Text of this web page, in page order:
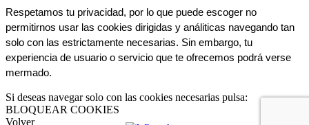
Respetamos tu privacidad, por lo que puede escoger no
permitirnos usar las cookies dirigidas y análiticas navegando tan
solo con las estrictamente necesarias. Sin embargo, tu
experiencia de usuario o servicio que te ofrecemos podrá verse
mermado.
Si deseas navegar solo con las cookies necesarias pulsa:
BLOQUEAR COOKIES
Volver